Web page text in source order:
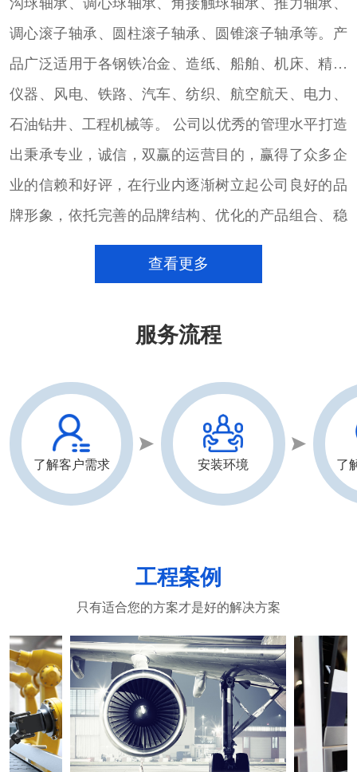
调心滚子轴承、圆柱滚子轴承、圆锥滚子轴承等。产
品广泛适用于各钢铁冶金、造纸、船舶、机床、精密
仪器、风电、铁路、汽车、纺织、航空航天、电力、
石油钻井、工程机械等。 公司以优秀的管理水平打造
出秉承专业，诚信，双赢的运营目的，赢得了众多企
业的信赖和好评，在行业内逐渐树立起公司良好的品
牌形象，依托完善的品牌结构、优化的产品组合、稳
定的大量货源的进口轴承销售团队，致力于以专注的
心态，通过完善的销售服务体系和技术团队，配合用
强沟通、加深了解，为用户提供更好的产品和服务。
查看更多
服务流程
了解客户需求 安装环境 了
工程案例
只有适合您的方案才是好的解决方案